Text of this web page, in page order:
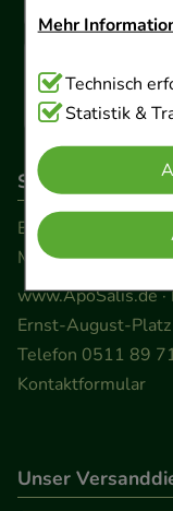
Mehr
Technisch
Cookies, die für
Website
Warenkorb,
verzichtet
Komfort:Diese
beispielsweise
Besuchers oder
anzuzeigen und
betreiben.
Technisch
Statistik &
So erreichen Sie
Beratung und
Montag - Freitag
www.ApoSalis.de·
Ernst-August-
Telefon 0511 89
Kontaktformular
Unser